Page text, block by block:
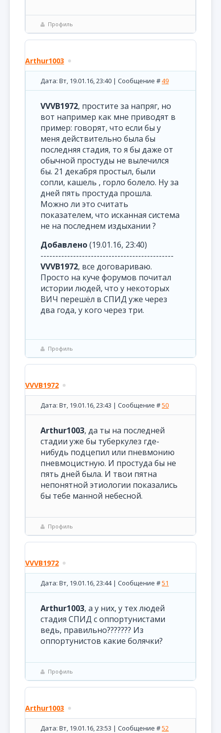
Профиль
Arthur1003
Дата: Вт, 19.01.16, 23:40 | Сообщение #49
VVVB1972, простите за напряг, но
вот например как мне приводят в
пример: говорят, что если бы у
меня действительно была бы
последняя стадия, то я бы даже от
обычной простуды не вылечился
бы. 21 декабря простыл, были
сопли, кашель , горло болело. Ну за
дней пять простуда прошла.
Можно ли это считать
показателем, что исканная система
не на последнем издыхании ?
Добавлено(19.01.16, 23:40)
---------------------------------------------
VVVB1972, все договариваю.
Просто на куче форумов почитал
истории людей, что у некоторых
ВИЧ перешёл в СПИД уже через
два года, у кого через три.
Профиль
VVVB1972
Дата: Вт, 19.01.16, 23:43 | Сообщение #50
Arthur1003, да ты на последней
стадии уже бы туберкулез где-
нибудь подцепил или пневмонию
пневмоцистную. И простуда бы не
пять дней была. И твои пятна
непонятной этиологии показались
бы тебе манной небесной.
Профиль
VVVB1972
Дата: Вт, 19.01.16, 23:44 | Сообщение #51
Arthur1003, а у них, у тех людей
стадия СПИД с оппортунистами
ведь, правильно??????? Из
оппортунистов какие болячки?
Профиль
Arthur1003
Дата: Вт, 19.01.16, 23:53 | Сообщение #52